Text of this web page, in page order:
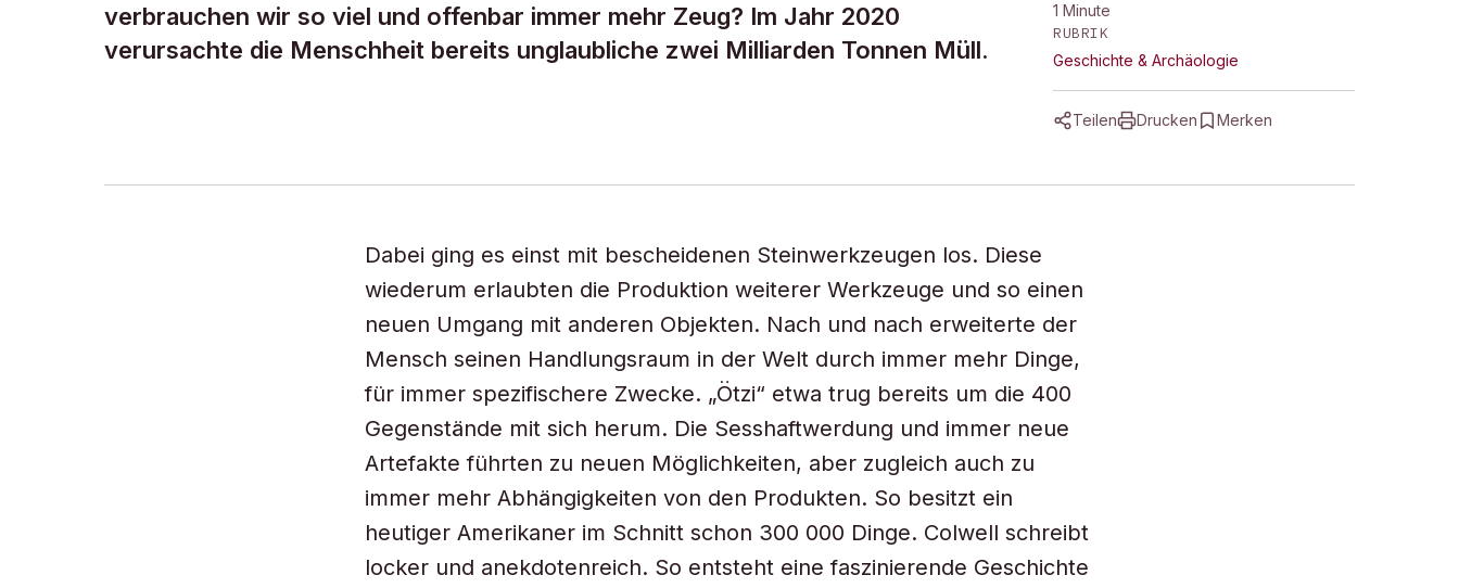
verbrauchen wir so viel und offenbar immer mehr Zeug? Im Jahr 2020
verursachte die Menschheit bereits unglaubliche zwei Milliarden Tonnen Müll.
1 Minute
RUBRIK
Geschichte & Archäologie
Teilen Drucken Merken
Dabei ging es einst mit bescheidenen Steinwerkzeugen los. Diese
wiederum erlaubten die Produktion weiterer Werkzeuge und so einen
neuen Umgang mit anderen Objekten. Nach und nach erweiterte der
Mensch seinen Handlungsraum in der Welt durch immer mehr Dinge,
für immer spezifischere Zwecke. „Ötzi“ etwa trug bereits um die 400
Gegenstände mit sich herum. Die Sesshaftwerdung und immer neue
Artefakte führten zu neuen Möglichkeiten, aber zugleich auch zu
immer mehr Abhängigkeiten von den Produkten. So besitzt ein
heutiger Amerikaner im Schnitt schon 300 000 Dinge. Colwell schreibt
locker und anekdotenreich. So entsteht eine faszinierende Geschichte